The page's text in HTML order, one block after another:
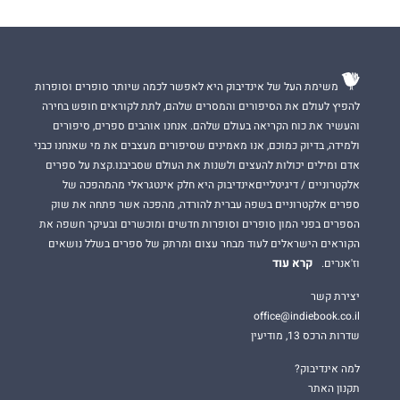
משימת העל של אינדיבוק היא לאפשר לכמה שיותר סופרים וסופרות
להפיץ לעולם את הסיפורים והמסרים שלהם, לתת לקוראים חופש בחירה
והעשיר את כוח הקריאה בעולם שלהם. אנחנו אוהבים ספרים, סיפורים
ולמידה, בדיוק כמוכם, אנו מאמינים שסיפורים מעצבים את מי שאנחנו כבני
אדם ומילים יכולות להעצים ולשנות את העולם שסביבנו.קצת על ספרים
אלקטרוניים / דיגיטלייםאינדיבוק היא חלק אינטגראלי מהמהפכה של
ספרים אלקטרוניים בשפה עברית להורדה, מהפכה אשר פתחה את שוק
הספרים בפני המון סופרים וסופרות חדשים ומוכשרים ובעיקר חשפה את
הקוראים הישראלים לעוד מבחר עצום ומרתק של ספרים בשלל נושאים
וז'אנרים.
קרא עוד
יצירת קשר
office@indiebook.co.il
שדרות הרכס 13, מודיעין
למה אינדיבוק?
תקנון האתר